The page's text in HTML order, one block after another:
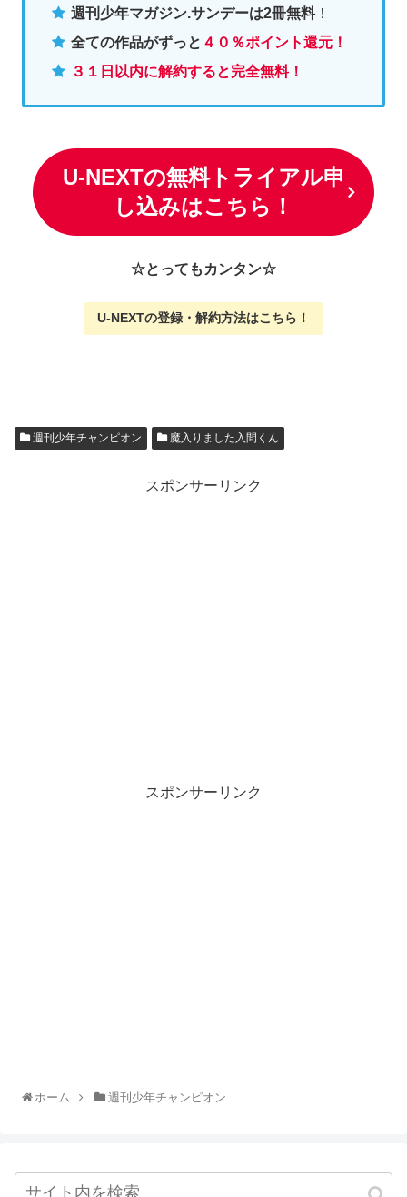
週刊少年マガジン.サンデーは2冊無料！
全ての作品がずっと ４０％ポイント還元！
３１日以内に解約すると完全無料！
U-NEXTの無料トライアル申
し込みはこちら！
☆とってもカンタン☆
U-NEXTの登録・解約方法はこちら ！
週刊少年チャンピオン 魔入りました入間くん
スポンサーリンク
スポンサーリンク
ホーム 週刊少年チャンピオン